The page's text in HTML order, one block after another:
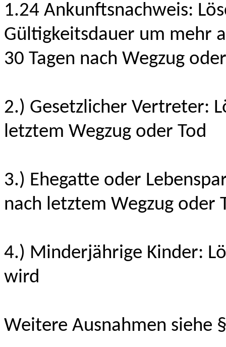
1.24 Ankunftsnachweis:
Gültigkeitsdauer um mehr
30 Tagen nach Wegzug
2.) Gesetzlicher Vertreter:
letztem Wegzug oder Tod
3.) Ehegatte oder
nach letztem Wegzug oder
4.) Minderjährige Kinder:
wird
Weitere Ausnahmen siehe